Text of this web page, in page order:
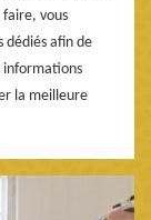
faire, vous
dédiés afin de
informations
la meilleure